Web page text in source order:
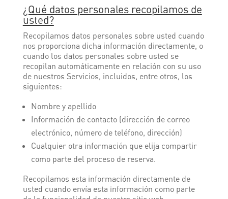
¿Qué datos personales recopilamos de
usted?
Recopilamos datos personales sobre usted cuando
nos proporciona dicha información directamente, o
cuando los datos personales sobre usted se
recopilan automáticamente en relación con su uso
de nuestros Servicios, incluidos, entre otros, los
siguientes:
Nombre y apellido
Información de contacto (dirección de correo
electrónico, número de teléfono, dirección)
Cualquier otra información que elija compartir
como parte del proceso de reserva.
Recopilamos esta información directamente de
usted cuando envía esta información como parte